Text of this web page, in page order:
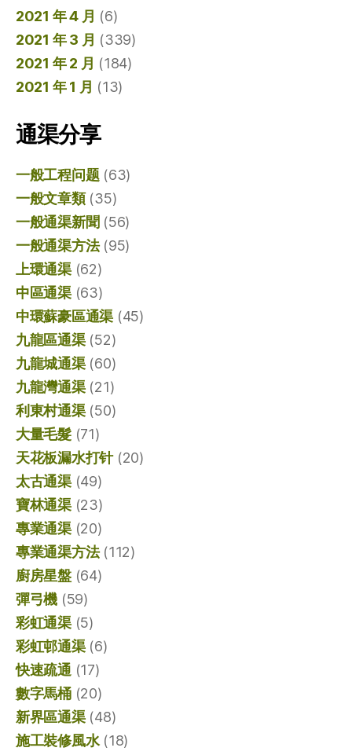
2021 年 4 月 (6)
2021 年 3 月 (339)
2021 年 2 月 (184)
2021 年 1 月 (13)
通渠分享
一般工程问题(63)
一般文章類(35)
一般通渠新聞 (56)
一般通渠方法(95)
上環通渠(62)
中區通渠(63)
中環蘇豪區通渠 (45)
九龍區通渠(52)
九龍城通渠(60)
九龍灣通渠(21)
利東村通渠(50)
大量毛髮(71)
天花板漏水打针(20)
太古通渠(49)
寶林通渠(23)
專業通渠(20)
專業通渠方法(112)
廚房星盤(64)
彈弓機 (59)
彩虹通渠(5)
彩虹邨通渠(6)
快速疏通 (17)
數字馬桶(20)
新界區通渠(48)
施工裝修風水(18)